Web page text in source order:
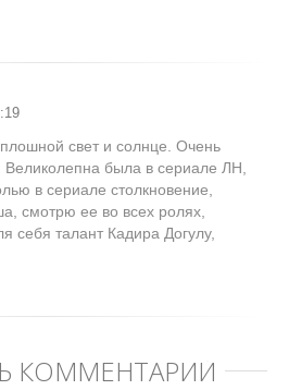
свет и солнце. Очень
Великолепна была в сериале ЛН,
в сериале столкновение,
смотрю ее во всех ролях,
себя талант Кадира Догулу,
КОММЕНТАРИЙ